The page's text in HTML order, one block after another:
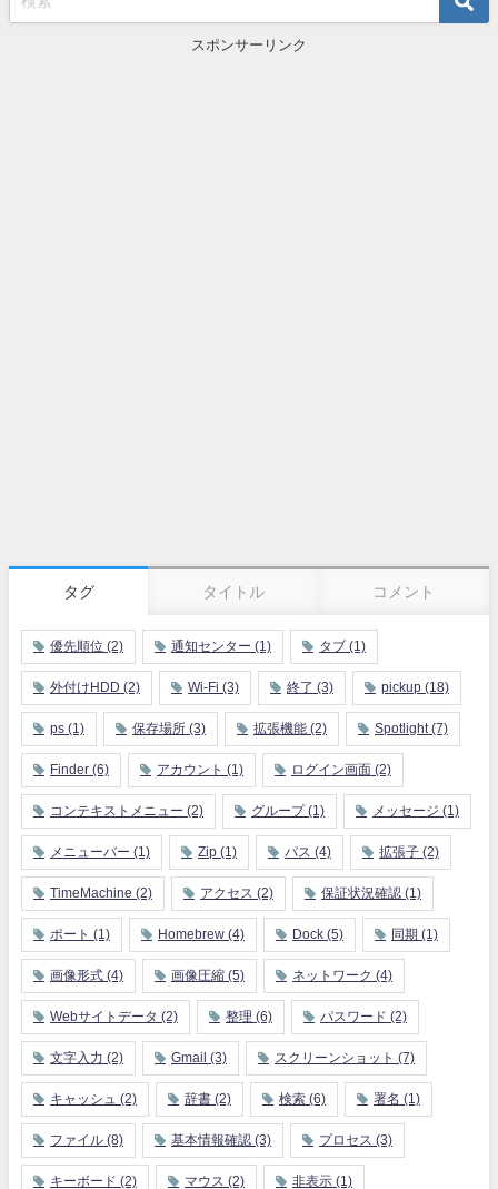
スポンサーリンク
タグ タイトル コメント
優先順位 (2) 通知センター (1) タブ (1)
外付けHDD (2) Wi-Fi (3) 終了 (3) pickup (18)
ps (1) 保存場所 (3) 拡張機能 (2) Spotlight (7)
Finder (6) アカウント (1) ログイン画面 (2)
コンテキストメニュー (2) グループ(1) メッセージ (1)
メニューバー (1) Zip (1) パス (4) 拡張子 (2)
TimeMachine (2) アクセス (2) 保証状況確認 (1)
ポート (1) Homebrew (4) Dock (5) 同期 (1)
画像形式 (4) 画像圧縮 (5) ネットワーク (4)
Webサイトデータ (2) 整理 (6) パスワード (2)
文字入力 (2) Gmail (3) スクリーンショット (7)
キャッシュ (2) 辞書 (2) 検索 (6) 署名 (1)
ファイル (8) 基本情報確認 (3) プロセス (3)
キーボード (2) マウス (2) 非表示 (1)